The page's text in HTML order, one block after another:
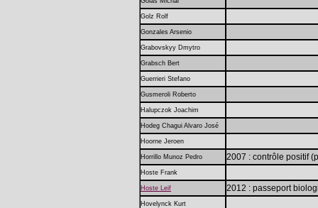
Golz Rolf
Gonzales Arsenio
Grabovskyy Dmytro
Grabsch Bert
Guerrieri Stefano
Gusmeroli Roberto
Halupczok Joachim
Hodeg Chagui Alvaro José
Hoorne Jeroen
Horrillo Munoz Pedro 2007 : contrôle positif
Hoste Frank
Hoste Leif 2012 : passeport
Hovelynck Kurt